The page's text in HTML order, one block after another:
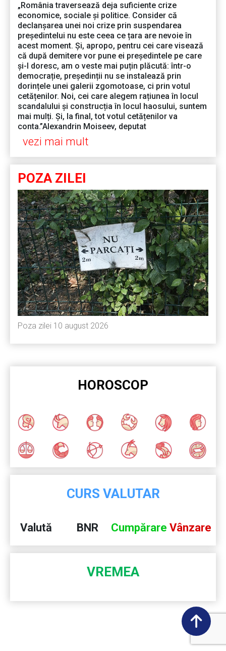
„România traversează deja suficiente crize
economice, sociale și politice. Consider că
declanșarea unei noi crize prin suspendarea
președintelui nu este ceea ce țara are nevoie în
acest moment. Și, apropo, pentru cei care visează
că după demitere vor pune ei președintele pe care
și-l doresc, am o veste mai puțin plăcută: într-o
democrație, președinții nu se instalează prin
dorințele unei galerii zgomotoase, ci prin votul
cetățenilor. Noi, cei care alegem rațiunea în locul
scandalului și construcția în locul haosului, suntem
mai mulți. Și, la final, tot votul cetățenilor va
conta.”Alexandrin Moiseev, deputat
vezi mai mult
POZA ZILEI
Poza zilei 10 august 2026
HOROSCOP
CURS VALUTAR
Valută BNR Cumpărare Vânzare
VREMEA